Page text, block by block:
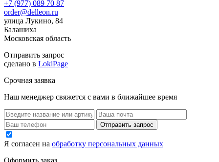
+7 (977) 089 70 87
order@delleon.ru
улица Лукино, 84
Балашиха
Московская область
Отправить запрос
сделано в LokiPage
Срочная заявка
Наш менеджер свяжется с вами в ближайшее время
Я согласен на обработку персональных данных